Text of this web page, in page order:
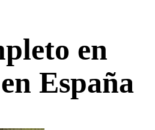
en
España